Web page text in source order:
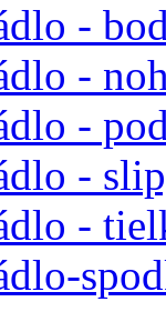
-
-
-
-
-